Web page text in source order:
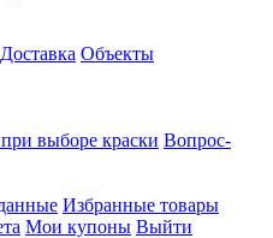
Доставка Объекты
выборе краски Вопрос-
Избранные товары
Мои купоны Выйти